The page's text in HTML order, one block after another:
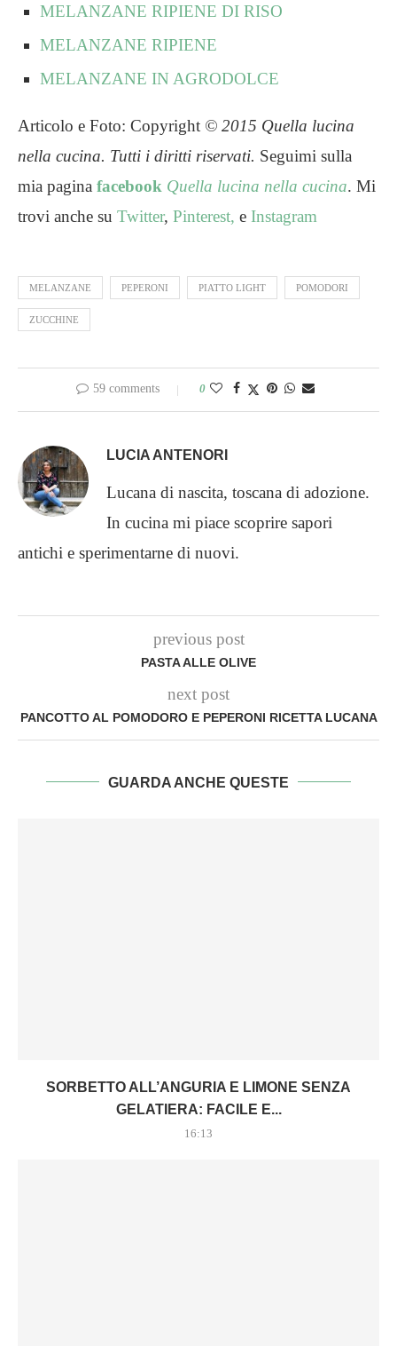
MELANZANE RIPIENE DI RISO
MELANZANE RIPIENE
MELANZANE IN AGRODOLCE
Articolo e Foto: Copyright © 2015 Quella lucina
nella cucina. Tutti i diritti riservati. Seguimi sulla
mia pagina facebook Quella lucina nella cucina. Mi
trovi anche su Twitter, Pinterest, e Instagram
MELANZANE PEPERONI PIATTO LIGHT POMODORI
ZUCCHINE
59 comments 0
LUCIA ANTENORI
Lucana di nascita, toscana di adozione.
In cucina mi piace scoprire sapori
antichi e sperimentarne di nuovi.
previous post
PASTA ALLE OLIVE
next post
PANCOTTO AL POMODORO E PEPERONI RICETTA LUCANA
GUARDA ANCHE QUESTE
SORBETTO ALL’ANGURIA E LIMONE SENZA
GELATIERA: FACILE E...
16:13